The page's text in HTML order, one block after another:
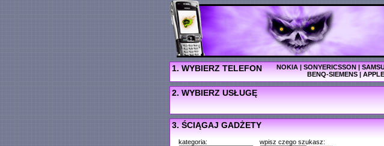
1. WYBIERZ TELEFON NOKIA|SONYERICSSON|
BENQ-SIEMENS|APPLE
2. WYBIERZ USŁUGĘ
3. ŚCIĄGAJ GADŻETY
kategoria:
wpisz czego szukasz: